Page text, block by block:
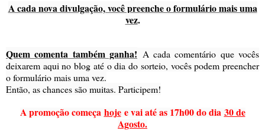
A cada nova divulgação, você preenche o formulário mais uma
vez.
Quem comenta também ganha! A cada comentário que vocês
deixarem aqui no blog até o dia do sorteio, vocês podem preencher
o formulário mais uma vez.
Então, as chances são muitas. Participem!
A promoção começa hojee vai até as 17h00 do dia 30 de
Agosto.